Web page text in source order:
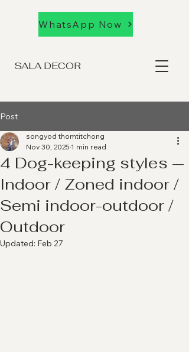
SALA DECOR
WhatsApp Now
Post
4 Dog-keeping styles —
Indoor / Zoned indoor /
Semi indoor-outdoor /
Outdoor
songyod thomtitchong
Nov 30, 2025 1 min read
Updated: Feb 27